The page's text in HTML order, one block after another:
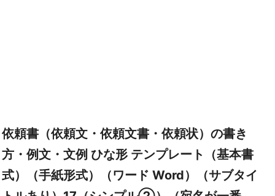
依頼書（依頼文・依頼文書・依頼状）の書き
方・例文・文例 ひな形 テンプレート（基本書
式）（手紙形式）（ワード Word）（サブタイ